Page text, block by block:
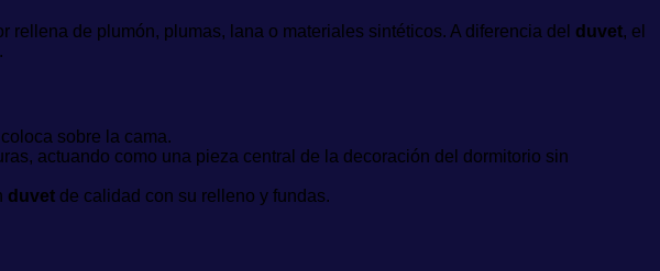
de plumón, plumas, lana o materiales sintéticos. A diferencia del duvet, el
sobre la cama.
actuando como una pieza central de la decoración del dormitorio sin
duvet de calidad con su relleno y fundas.